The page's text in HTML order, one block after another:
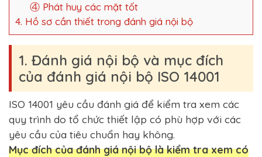
④ Phát huy các mặt tốt
4. Hồ sơ cần thiết trong đánh giá nội bộ
1. Đánh giá nội bộ và mục đích
của đánh giá nội bộ ISO 14001
ISO 14001 yêu cầu đánh giá để kiểm tra xem các
quy trình do tổ chức thiết lập có phù hợp với các
yêu cầu của tiêu chuẩn hay không.
Mục đích của đánh giá nội bộ là kiểm tra xem có